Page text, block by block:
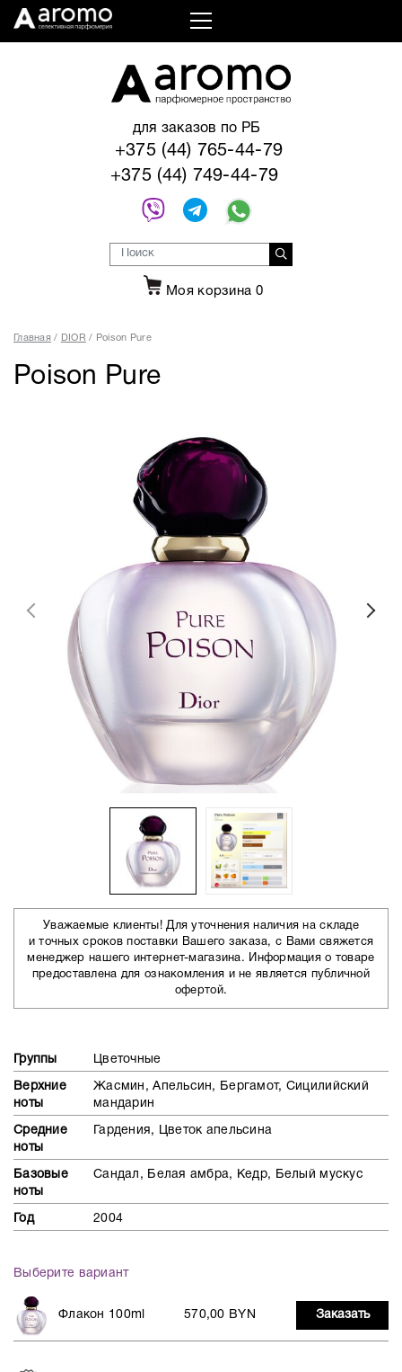
для заказов по РБ
+375 (44) 765-44-79
+375 (44) 749-44-79
Моя корзина 0
Главная DIOR Poison Pure
Poison Pure
Уважаемые клиенты! Для уточнения наличия на складе
и точных сроков поставки Вашего заказа, с Вами свяжется
менеджер нашего интернет-магазина. Информация о товаре
предоставлена для ознакомления и не является публичной
офертой.
Группы Цветочные
Верхние
ноты
Жасмин, Апельсин, Бергамот, Сицилийский
мандарин
Средние
ноты
Гардения, Цветок апельсина
Базовые
ноты
Сандал, Белая амбра, Кедр, Белый мускус
Год 2004
Выберите вариант
Флакон 100ml 570,00 BYN Заказать